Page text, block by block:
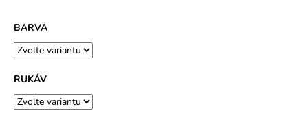
BARVA
RUKÁV